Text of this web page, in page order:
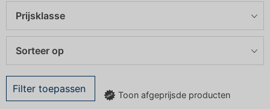
Prijsklasse
Sorteer op
Filter toepassen
Toon afgeprijsde producten